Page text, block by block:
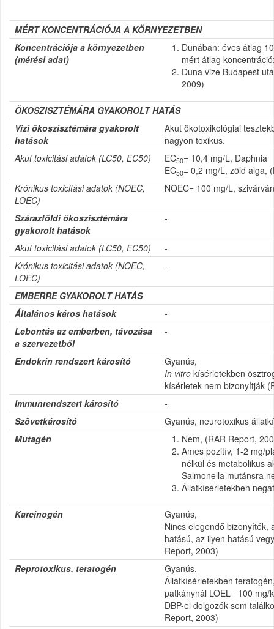
MÉRT KONCENTRÁCIÓJA A KÖRNYEZETBEN
Koncentrációja a környezetben
(mérési adat)
Dunában: éves átlag
mért átlag
Duna vize Budapest
2009)
ÖKOSZISZTÉMÁRA GYAKOROLT HATÁS
Vízi ökoszisztémára gyakorolt
hatások
Akut ökotoxikológiai
nagyon toxikus.
Akut toxicitási adatok (LC50, EC50) EC50= 10,4 mg/L, Daphnia
EC50= 0,2 mg/L, zöld alga,
Krónikus toxicitási adatok (NOEC,
LOEC)
NOEC= 100 mg/L,
Szárazföldi ökoszisztémára
gyakorolt hatások
-
Akut toxicitási adatok (LC50, EC50)
-
Krónikus toxicitási adatok (NOEC,
LOEC)
-
EMBERRE GYAKOROLT HATÁS
Általános káros hatások
-
Lebontás az emberben, távozása
a szervezetből
-
Endokrin rendszert károsító
Gyanús,
In vitro kísérletekben
kísérletek nem bizonyítják
Immunrendszert károsító
-
Szövetkárosító
Gyanús, neurotoxikus
Mutagén
Nem, (RAR Report,
Ames pozitív, 1-2 mg/
nélkül és metabolikus
Salmonella mutánsra
Állatkísérletekben
Karcinogén
Gyanús,
Nincs elegendő bizonyíték,
hatású, az ilyen hatású
Report, 2003)
Reprotoxikus, teratogén
Gyanús,
Állatkísérletekben
patkánynál LOEL= 100
DBP-el dolgozók sem
Report, 2003)